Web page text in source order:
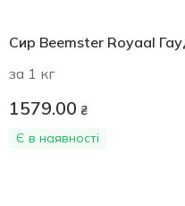
Сир Beemster Royaal
за 1 кг
1579.00 ₴
Є в наявності